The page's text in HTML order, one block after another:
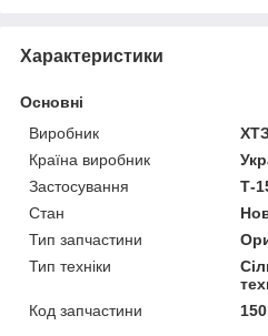
Характеристики
Основні
Виробник
ХТЗ
Країна виробник
Застосування
Т-
Стан
Тип запчастини
Тип техніки
Код запчастини